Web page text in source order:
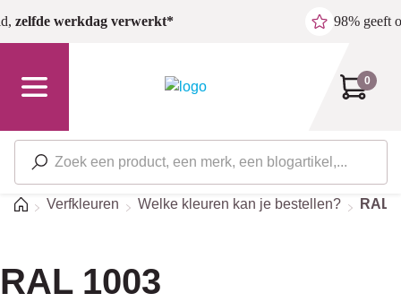
Ga naar de hoofdinhoud
zelfde werkdag verwerkt* 98% geeft
0
HomeVerfkleuren Welke kleuren kan je bestellen? RAL-
RAL 1003